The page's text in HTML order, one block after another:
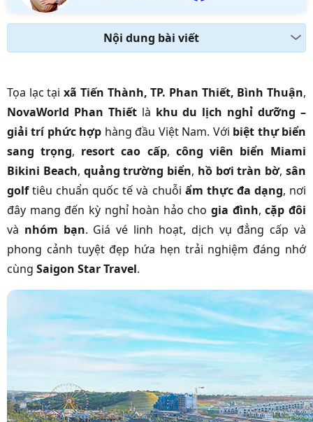
Nội dung bài viết
Tọa lạc tạixã Tiến Thành, TP. Phan Thiết, Bình Thuận,
NovaWorld Phan Thiếtlà khu du lịch nghỉ dưỡng –
giải trí phức hợp hàng đầu Việt Nam. Với biệt thự biển
sang trọng, resort cao cấp, công viên biển Miami
Bikini Beach, quảng trường biển, hồ bơi tràn bờ,sân
golftiêu chuẩn quốc tế và chuỗi ẩm thực đa dạng, nơi
đây mang đến kỳ nghỉ hoàn hảo chogia đình,cặp đôi
và nhóm bạn. Giá vé linh hoạt, dịch vụ đẳng cấp và
phong cảnh tuyệt đẹp hứa hẹn trải nghiệm đáng nhớ
cùng Saigon Star Travel.